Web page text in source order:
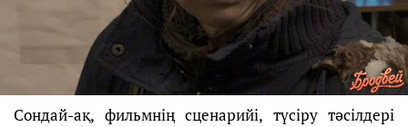
Сондай-ақ, фильмнің сценарийі, түсіру тәсілдері